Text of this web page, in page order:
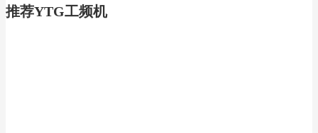
推荐YTG工频机